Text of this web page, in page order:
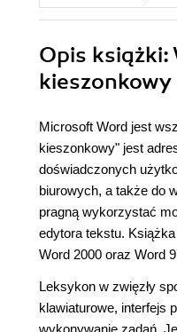
Opis książki:
kieszonkowy
Microsoft Word jest
kieszonkowy" jest
doświadczonych
biurowych, a także do
pragną wykorzystać
edytora tekstu.
Word 2000 oraz Word
Leksykon w zwięzły
klawiaturowe, interfejs
wykonywanie zadań.